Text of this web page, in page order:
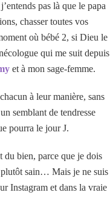
pas là que le papa
chasser toutes vos
où bébé 2, si Dieu le
qui me suit depuis
et à mon sage-femme.
à leur manière, sans
semblant de tendresse
pourra le jour J.
du bien, parce que je dois
plutôt sain… Mais je ne suis
Instagram et dans la vraie